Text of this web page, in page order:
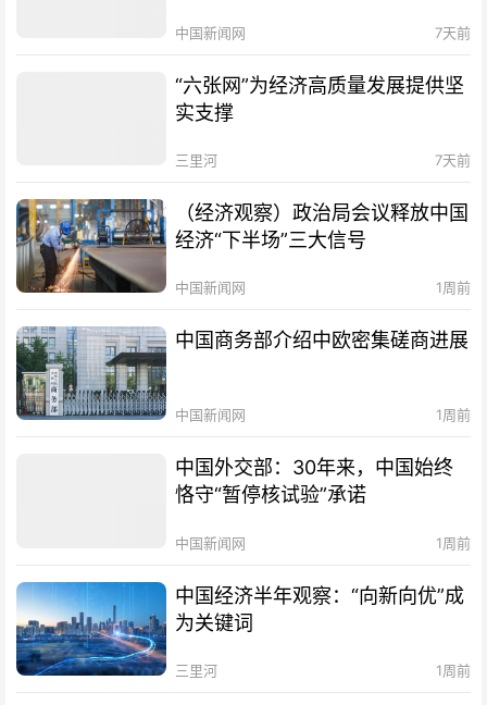
中国新闻网 7天前
“六张网”为经济高质量发展提供坚
实支撑
三里河 7天前
（经济观察）政治局会议释放中国
经济“下半场”三大信号
中国新闻网 1周前
中国商务部介绍中欧密集磋商进展
中国新闻网 1周前
中国外交部：30年来，中国始终
恪守“暂停核试验”承诺
中国新闻网 1周前
中国经济半年观察：“向新向优”成
为关键词
三里河 1周前